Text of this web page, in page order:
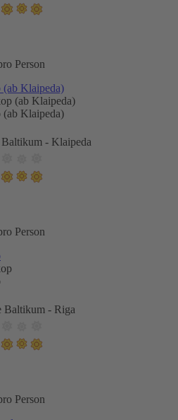
Person
(ab Klaipeda)
(ab Klaipeda)
- Klaipeda
Person
Baltikum - Riga
Person